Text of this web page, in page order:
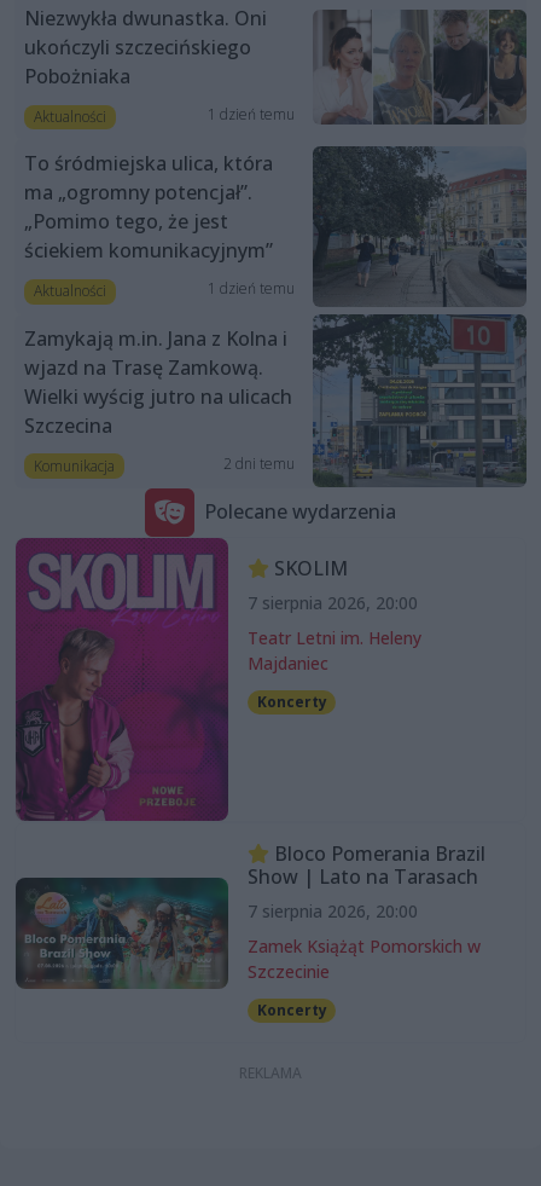
Niezwykła dwunastka. Oni
ukończyli szczecińskiego
Pobożniaka
Aktualności 1 dzień temu
To śródmiejska ulica, która
ma „ogromny potencjał”.
„Pomimo tego, że jest
ściekiem komunikacyjnym”
Aktualności 1 dzień temu
Zamykają m.in. Jana z Kolna i
wjazd na Trasę Zamkową.
Wielki wyścig jutro na ulicach
Szczecina
Komunikacja 2 dni temu
Polecane wydarzenia
SKOLIM
7 sierpnia 2026, 20:00
Teatr Letni im. Heleny
Majdaniec
Koncerty
Bloco Pomerania Brazil
Show | Lato na Tarasach
7 sierpnia 2026, 20:00
Zamek Książąt Pomorskich w
Szczecinie
Koncerty